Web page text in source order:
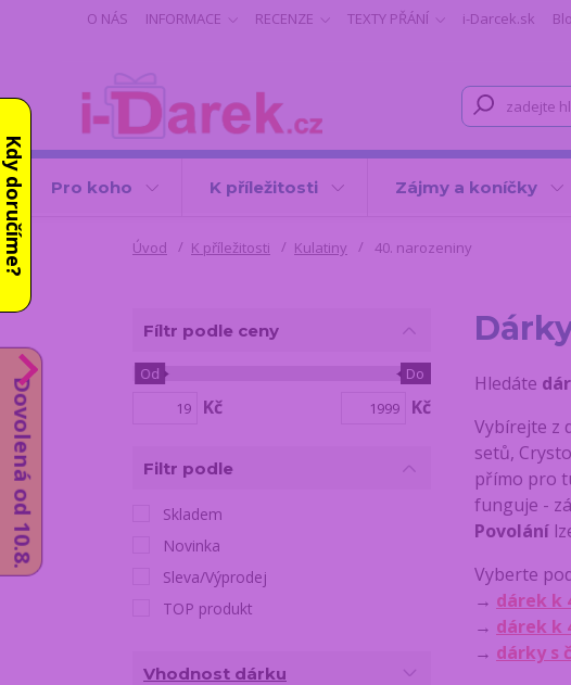
O NÁS INFORMACE RECENZE TEXTY PŘÁNÍ i-Darcek.sk
Pro koho K příležitosti Zájmy a koníčky
Úvod K příležitosti Kulatiny 40. narozeniny
Hledáte
Vybírejte z
setů,
přímo pro
funguje -
Povolání
Vyberte
→ dárek k
→ dárek k
→ dárky s
Fíltr podle ceny
Kč
Od Do
Kč
Filtr podle
Skladem
Novinka
Sleva/Výprodej
TOP produkt
Vhodnost dárku
Dovolená od 10.8.
Kdy doručíme?